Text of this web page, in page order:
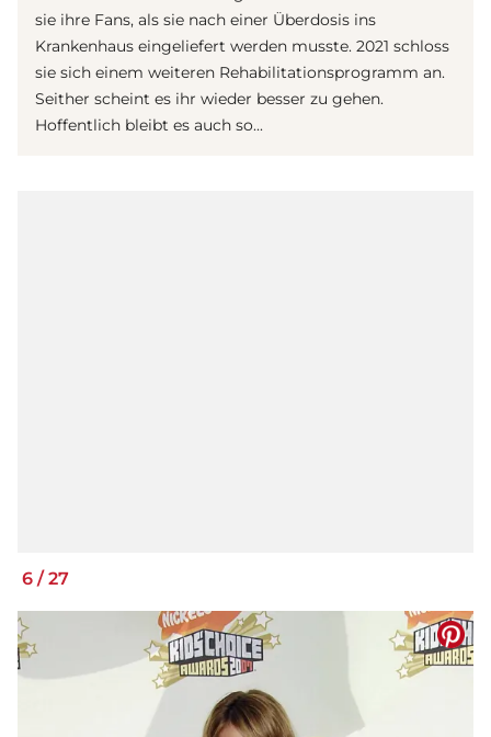
sie ihre Fans, als sie nach einer Überdosis ins
Krankenhaus eingeliefert werden musste. 2021 schloss
sie sich einem weiteren Rehabilitationsprogramm an.
Seither scheint es ihr wieder besser zu gehen.
Hoffentlich bleibt es auch so...
6 /27